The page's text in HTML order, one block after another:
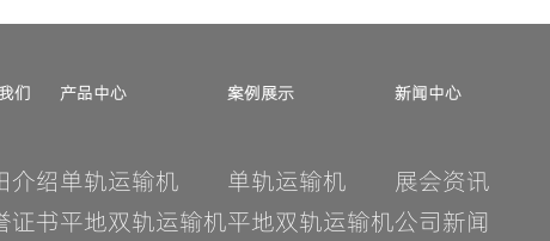
们
介绍
证书
产品中心
单轨运输机
平地双轨运输机
案例展示
单轨运输机
平地双轨运输机
新闻中心
展会资讯
公司新闻